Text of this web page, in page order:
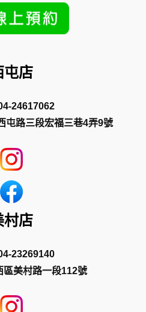
屯店
24617062
屯路三段宏福三巷4弄9號
村店
23269140
區美村路一段112號